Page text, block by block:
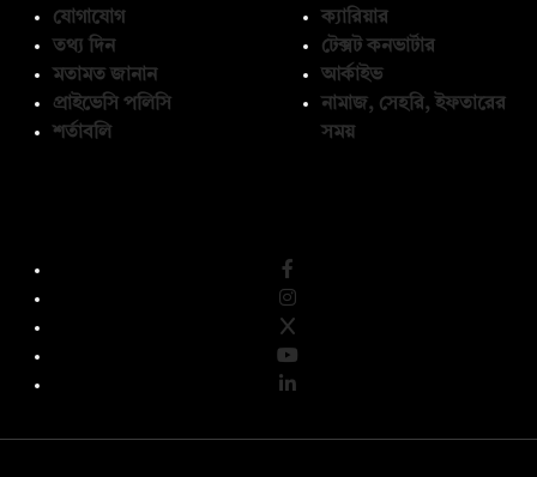
যোগাযোগ
তথ্য দিন
মতামত জানান
প্রাইভেসি পলিসি
শর্তাবলি
ক্যারিয়ার
টেক্সট কনভার্টার
আর্কাইভ
নামাজ, সেহরি, ইফতারের
সময়